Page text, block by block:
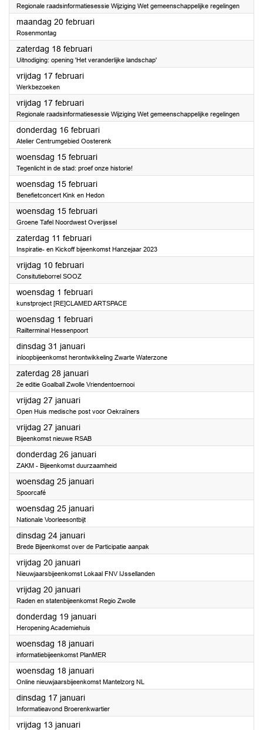
Regionale raadsinformatiesessie Wijziging Wet gemeenschappelijke regelingen
maandag 20 februari2023
Rosenmontag
zaterdag 18 februari2023
Uitnodiging: opening 'Het veranderlijke landschap'
vrijdag 17 februari2023
Werkbezoeken
vrijdag 17 februari2023
Regionale raadsinformatiesessie Wijziging Wet gemeenschappelijke regelingen
donderdag 16 februari2023
Atelier Centrumgebied Oosterenk
woensdag 15 februari2023
Tegenlicht in de stad: proef onze historie!
woensdag 15 februari2023
Benefietconcert Kink en Hedon
woensdag 15 februari2023
Groene Tafel Noordwest Overijssel
zaterdag 11 februari2023
Inspiratie- en Kickoff bijeenkomst Hanzejaar 2023
vrijdag 10 februari2023
Consitutieborrel SOOZ
woensdag 1 februari2023
kunstproject [RE]CLAMED ARTSPACE
woensdag 1 februari2023
Railterminal Hessenpoort
dinsdag 31 januari2023
inloopbijeenkomst herontwikkeling Zwarte Waterzone
zaterdag 28 januari2023
2e editie Goalball Zwolle Vriendentoernooi
vrijdag 27 januari2023
Open Huis medische post voor Oekraïners
vrijdag 27 januari2023
Bijeenkomst nieuwe RSAB
donderdag 26 januari2023
ZAKM - Bijeenkomst duurzaamheid
woensdag 25 januari2023
Spoorcafé
woensdag 25 januari2023
Nationale Voorleesontbijt
dinsdag 24 januari2023
Brede Bijeenkomst over de Participatie aanpak
vrijdag 20 januari2023
Nieuwjaarsbijeenkomst Lokaal FNV IJssellanden
vrijdag 20 januari2023
Raden en statenbijeenkomst Regio Zwolle
donderdag 19 januari2023
Heropening Academiehuis
woensdag 18 januari2023
informatiebijeenkomst PlanMER
woensdag 18 januari2023
Online nieuwjaarsbijeenkomst Mantelzorg NL
dinsdag 17 januari2023
Informatieavond Broerenkwartier
vrijdag 13 januari2023